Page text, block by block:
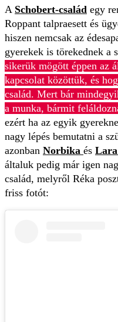
A Schobert-család egy
Roppant talpraesett és
hiszen nemcsak az
gyerekek is törekednek a
sikerük mögött éppen az
kapcsolat közöttük, és
család. Mert bár
a munka, bármit
ezért ha az egyik
nagy lépés bemutatni a
azonban Norbika és
általuk pedig már igen
család, melyről Réka
friss fotót: